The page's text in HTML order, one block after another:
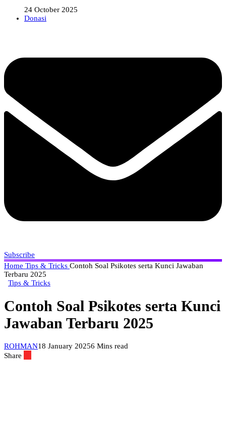
24 October 2025
Donasi
Subscribe
Home Tips & Tricks Contoh Soal Psikotes serta Kunci Jawaban
Terbaru 2025
Tips & Tricks
Contoh Soal Psikotes serta Kunci
Jawaban Terbaru 2025
ROHMAN18 January 20256 Mins read
Share